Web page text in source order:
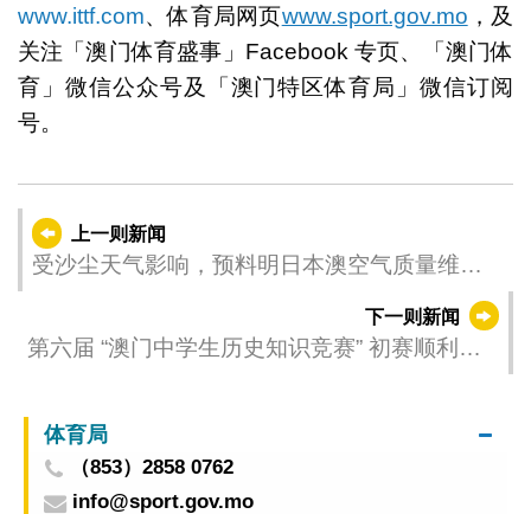
www.ittf.com、体育局网页www.sport.gov.mo ，及
关注「澳门体育盛事」Facebook 专页、「澳门体
育」微信公众号及「澳门特区体育局」微信订阅
号。
上一则新闻
受沙尘天气影响，预料明日本澳空气质量维持
下一则新闻
第六届 “澳门中学生历史知识竞赛” 初赛顺利举
体育局
（853）2858 0762
info@sport.gov.mo